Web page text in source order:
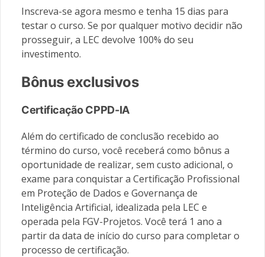
Inscreva-se agora mesmo e tenha 15 dias para
testar o curso. Se por qualquer motivo decidir não
prosseguir, a LEC devolve 100% do seu
investimento.
Bônus exclusivos
Certificação CPPD-IA
Além do certificado de conclusão recebido ao
término do curso, você receberá como bônus a
oportunidade de realizar, sem custo adicional, o
exame para conquistar a Certificação Profissional
em Proteção de Dados e Governança de
Inteligência Artificial, idealizada pela LEC e
operada pela FGV-Projetos. Você terá 1 ano a
partir da data de início do curso para completar o
processo de certificação.